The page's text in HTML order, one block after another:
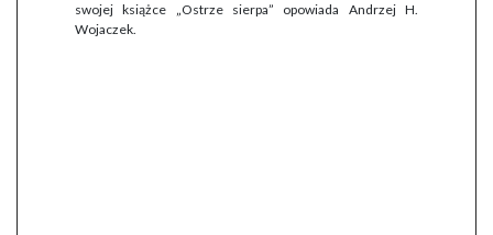
swojej książce „Ostrze sierpa” opowiada Andrzej H.
Wojaczek.